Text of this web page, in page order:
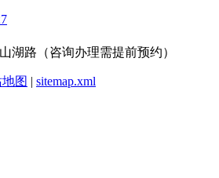
湖路（咨询办理需提前预约）
图 | sitemap.xml